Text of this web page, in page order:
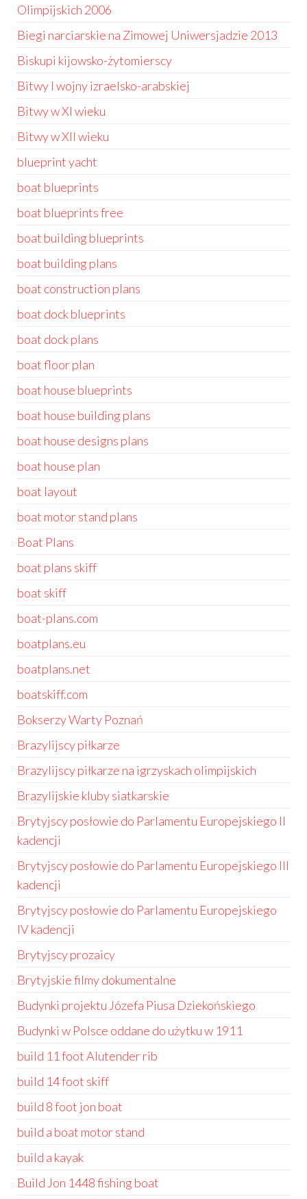
Olimpijskich 2006
Biegi narciarskie na Zimowej Uniwersjadzie 2013
Biskupi kijowsko-żytomierscy
Bitwy I wojny izraelsko-arabskiej
Bitwy w XI wieku
Bitwy w XII wieku
blueprint yacht
boat blueprints
boat blueprints free
boat building blueprints
boat building plans
boat construction plans
boat dock blueprints
boat dock plans
boat floor plan
boat house blueprints
boat house building plans
boat house designs plans
boat house plan
boat layout
boat motor stand plans
Boat Plans
boat plans skiff
boat skiff
boat-plans.com
boatplans.eu
boatplans.net
boatskiff.com
Bokserzy Warty Poznań
Brazylijscy piłkarze
Brazylijscy piłkarze na igrzyskach olimpijskich
Brazylijskie kluby siatkarskie
Brytyjscy posłowie do Parlamentu Europejskiego II
kadencji
Brytyjscy posłowie do Parlamentu Europejskiego III
kadencji
Brytyjscy posłowie do Parlamentu Europejskiego
IV kadencji
Brytyjscy prozaicy
Brytyjskie filmy dokumentalne
Budynki projektu Józefa Piusa Dziekońskiego
Budynki w Polsce oddane do użytku w 1911
build 11 foot Alutender rib
build 14 foot skiff
build 8 foot jon boat
build a boat motor stand
build a kayak
Build Jon 1448 fishing boat